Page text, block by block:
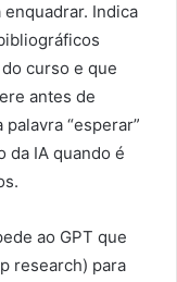
Indica
curso e que
antes de
“esperar”
da IA quando é
ao GPT que
research) para